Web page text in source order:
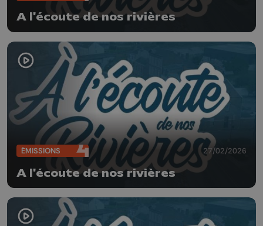
A l'écoute de nos rivières
ÉMISSIONS 27/02/2026
A l'écoute de nos rivières